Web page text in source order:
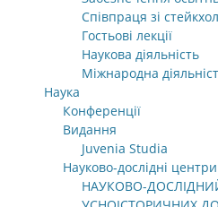
Співпраця зі
Гостьові лекції
Наукова діяльність
Міжнародна
Наука
Конференції
Видання
Juvenia Studia
Науково-дослідні центри
НАУКОВО-